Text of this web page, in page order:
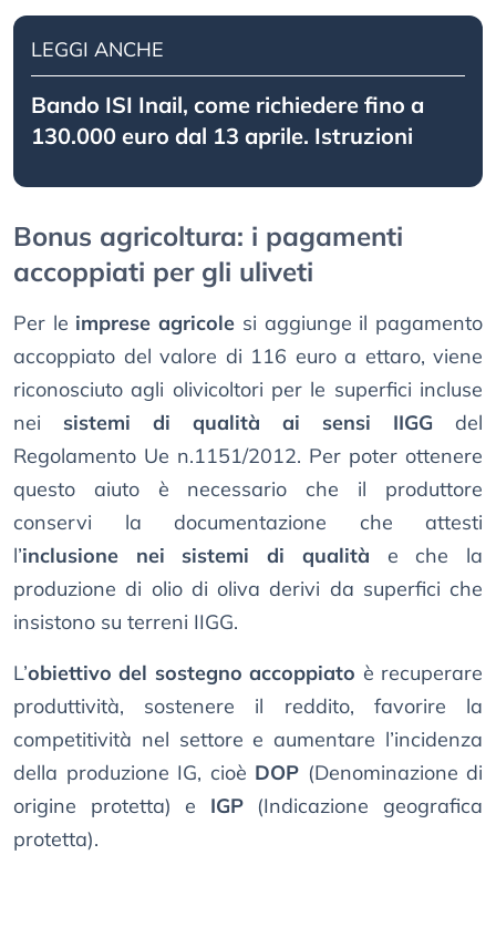
LEGGI ANCHE
Bando ISI Inail, come richiedere fino a
130.000 euro dal 13 aprile. Istruzioni
Bonus agricoltura: i pagamenti
accoppiati per gli uliveti
Per le imprese agricole si aggiunge il pagamento
accoppiato del valore di 116 euro a ettaro, viene
riconosciuto agli olivicoltori per le superfici incluse
nei sistemi di qualità ai sensi IIGG del
Regolamento Ue n.1151/2012. Per poter ottenere
questo aiuto è necessario che il produttore
conservi la documentazione che attesti
l’inclusione nei sistemi di qualità e che la
produzione di olio di oliva derivi da superfici che
insistono su terreni IIGG.
L’obiettivo del sostegno accoppiato è recuperare
produttività, sostenere il reddito, favorire la
competitività nel settore e aumentare l’incidenza
della produzione IG, cioè DOP (Denominazione di
origine protetta) e IGP(Indicazione geografica
protetta).